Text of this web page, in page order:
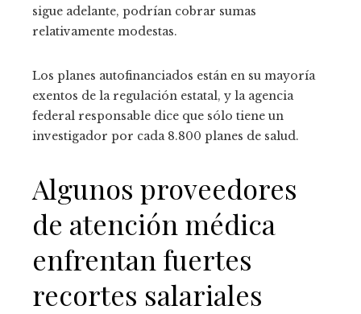
sigue adelante, podrían cobrar sumas
relativamente modestas.
Los planes autofinanciados están en su mayoría
exentos de la regulación estatal, y la agencia
federal responsable dice que sólo tiene un
investigador por cada 8.800 planes de salud.
Algunos proveedores
de atención médica
enfrentan fuertes
recortes salariales